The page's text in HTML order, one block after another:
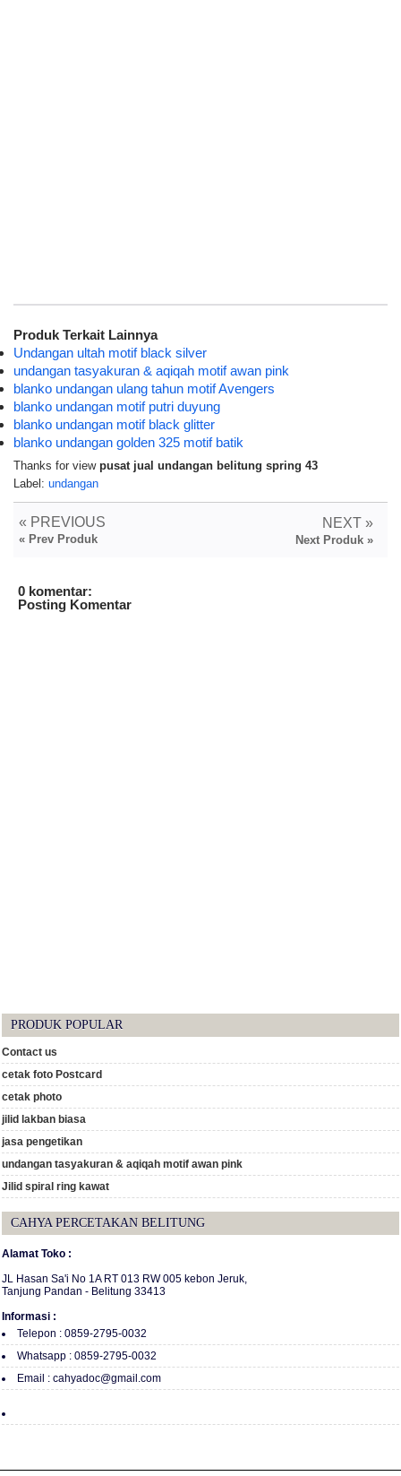
Produk Terkait Lainnya
Undangan ultah motif black silver
undangan tasyakuran & aqiqah motif awan pink
blanko undangan ulang tahun motif Avengers
blanko undangan motif putri duyung
blanko undangan motif black glitter
blanko undangan golden 325 motif batik
Thanks for view pusat jual undangan belitung spring 43
Label: undangan
« PREVIOUS
« Prev Produk
NEXT »
Next Produk »
0 komentar:
Posting Komentar
PRODUK POPULAR
Contact us
cetak foto Postcard
cetak photo
jilid lakban biasa
jasa pengetikan
undangan tasyakuran & aqiqah motif awan pink
Jilid spiral ring kawat
CAHYA PERCETAKAN BELITUNG
Alamat Toko :
JL Hasan Sa'i No 1A RT 013 RW 005 kebon Jeruk,
Tanjung Pandan - Belitung 33413
Informasi :
Telepon : 0859-2795-0032
Whatsapp : 0859-2795-0032
Email : cahyadoc@gmail.com